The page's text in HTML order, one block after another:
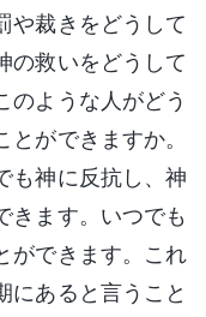
や裁きをどうして
の救いをどうして
のような人がどう
ができますか。
も神に反抗し、神
きます。いつでも
ができます。これ
にあると言うこと